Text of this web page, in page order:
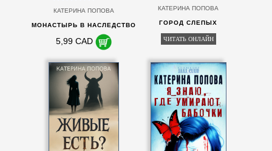
КАТЕРИНА ПОПОВА
МОНАСТЫРЬ В НАСЛЕДСТВО
5,99 CAD
КАТЕРИНА ПОПОВА
ГОРОД СЛЕПЫХ
ЧИТАТЬ ОНЛАЙН